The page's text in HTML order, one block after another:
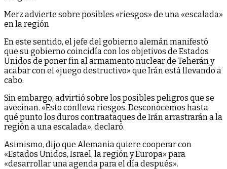
Merz advierte sobre posibles «riesgos» de una «escalada»
en la región
En este sentido, el jefe del gobierno alemán manifestó
que su gobierno coincidía con los objetivos de Estados
Unidos de poner fin al armamento nuclear de Teherán y
acabar con el «juego destructivo» que Irán está llevando a
cabo.
Sin embargo, advirtió sobre los posibles peligros que se
avecinan. «Esto conlleva riesgos. Desconocemos hasta
qué punto los duros contraataques de Irán arrastrarán a la
región a una escalada», declaró.
Asimismo, dijo que Alemania quiere cooperar con
«Estados Unidos, Israel, la región y Europa» para
«desarrollar una agenda para el día después».